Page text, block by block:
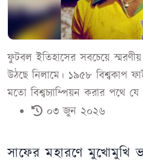
ফুটবল ইতিহাসের সবচেয়ে
উঠছে নিলামে। ১৯৫৮ বিশ্বকাপ
মতো বিশ্বচ্যাম্পিয়ন করার পথে
০৩ জুন ২০২৬
সাফের মহারণে মুখোমুখি